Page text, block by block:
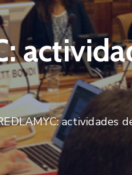
actividades